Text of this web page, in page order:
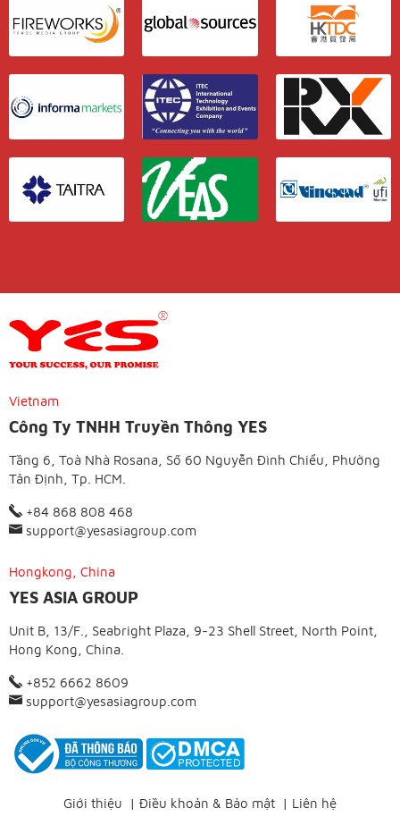
Vietnam
Công Ty TNHH Truyền Thông YES
Tầng 6, Toà Nhà Rosana, Số 60 Nguyễn Đình Chiểu, Phường
Tân Định, Tp. HCM.
+84 868 808 468
support@yesasiagroup.com
Hongkong, China
YES ASIA GROUP
Unit B, 13/F., Seabright Plaza, 9-23 Shell Street, North Point,
Hong Kong, China.
+852 6662 8609
support@yesasiagroup.com
Giới thiệu | Điều khoản & Bảo mật | Liên hệ